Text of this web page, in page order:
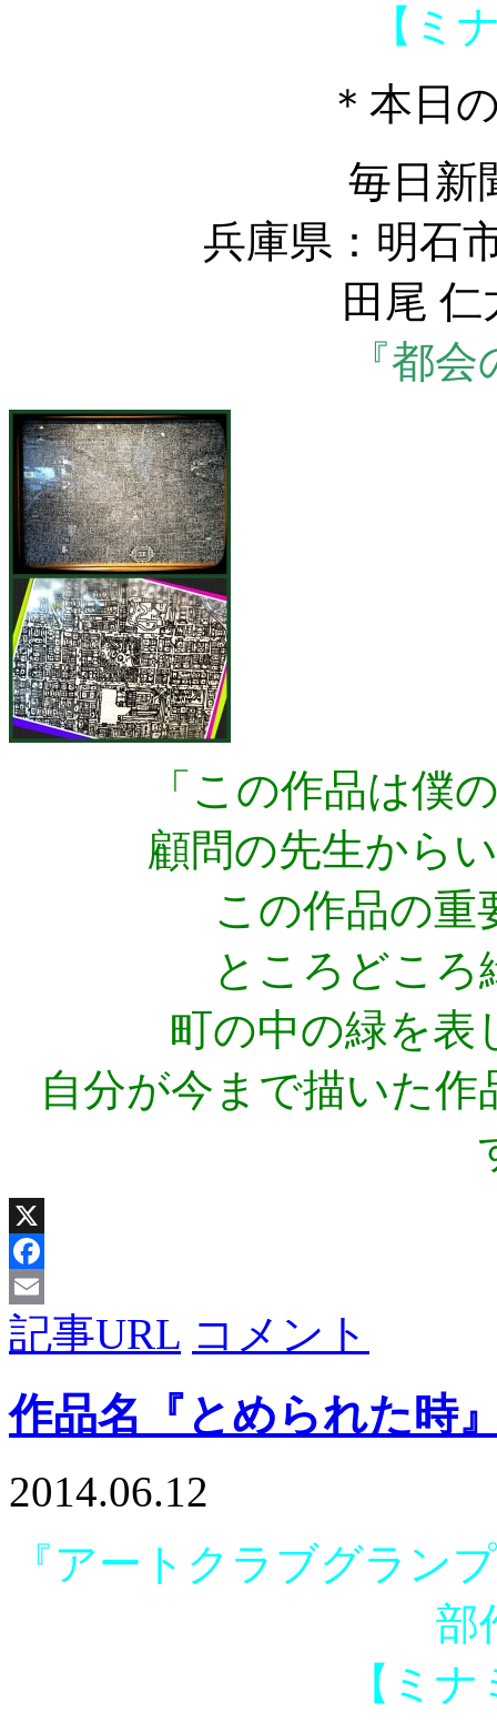
【ミ
＊本日
毎日新
兵庫県：明石
田尾
『都
「この作品は僕
顧問の先生から
この作品の重
ところどころ
町の中の緑を表
自分が今まで描いた
X
Facebook
Email
記事URL コメント
作品名『とめられた時
2014.06.12
『アートクラブグラン
部
【ミ